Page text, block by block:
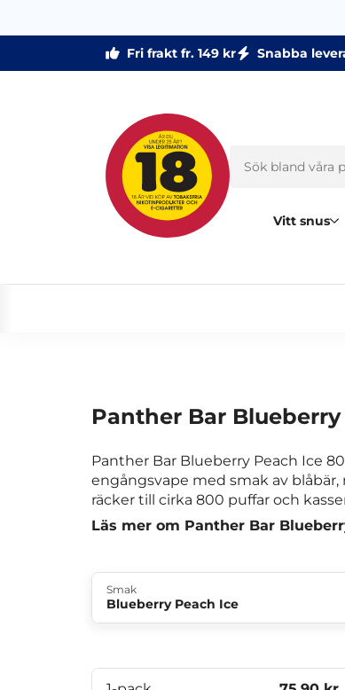
Fri frakt fr. 149 kr Snabba
Vitt snus
Panther Bar
Panther Bar Blueberry Peach Ice
engångsvape med smak av blåbär,
räcker till cirka 800 puffar och
Läs mer om Panther Bar
Smak
Blueberry Peach Ice